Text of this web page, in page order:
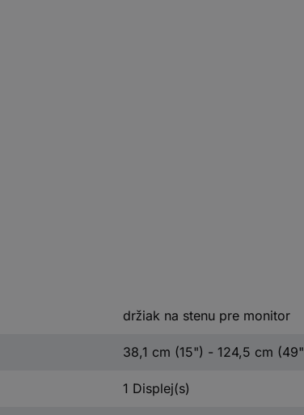
držiak na stenu pre monitor
38,1 cm (15") - 124,5 cm
1 Displej(s)